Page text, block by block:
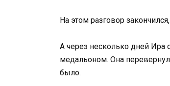
На этом разговор
А через несколько дней Ира
медальоном. Она
было.